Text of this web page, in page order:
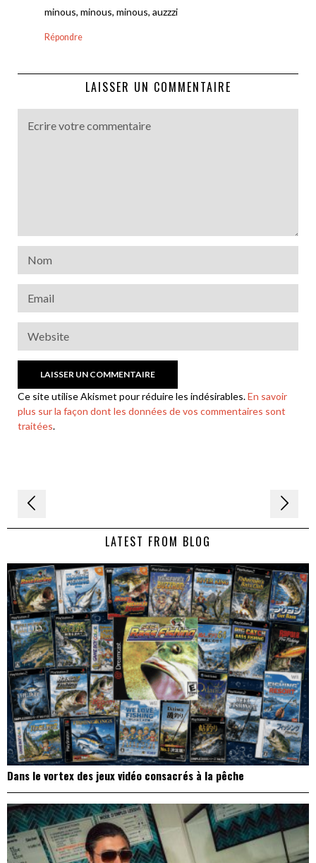
minous, minous, minous, auzzzi
Répondre
LAISSER UN COMMENTAIRE
Ce site utilise Akismet pour réduire les indésirables.En savoir
plus sur la façon dont les données de vos commentaires sont
traitées.
Navigation
de LATEST FROM BLOG
Dans le vortex des jeux vidéo consacrés à la pêche